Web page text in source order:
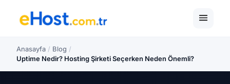
Anasayfa / Blog /
Uptime Nedir? Hosting Şirketi Seçerken Neden Önemli?